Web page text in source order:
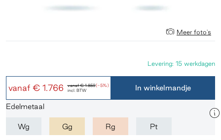
Meer foto's
vanaf€ 1.859(-5%)
vanaf € 1.766 incl. BTW
Levering: 15 werkdagen
In winkelmandje
Edelmetaal
Wg Gg Rg Pt